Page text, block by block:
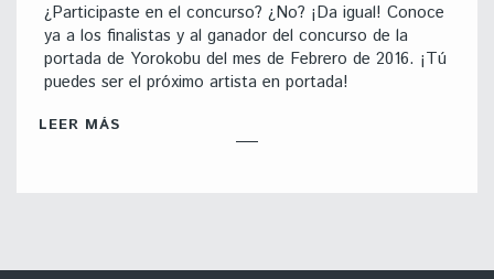
¿Participaste en el concurso? ¿No? ¡Da igual! Conoce
ya a los finalistas y al ganador del concurso de la
portada de Yorokobu del mes de Febrero de 2016. ¡Tú
puedes ser el próximo artista en portada!
LEER MÁS